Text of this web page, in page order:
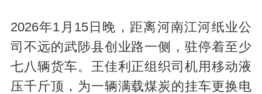
2026年1月15日晚，距离河南江河纸业公
司不远的武陟县创业路一侧，驻停着至少
七八辆货车。王佳利正组织司机用移动液
压千斤顶，为一辆满载煤炭的挂车更换电